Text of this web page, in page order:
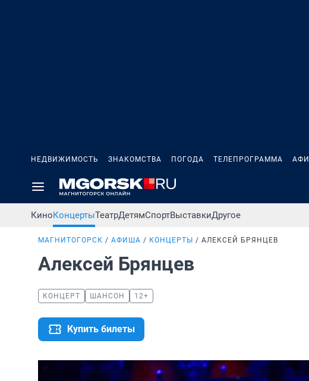
НЕДВИЖИМОСТЬ ЗНАКОМСТВА ПОГОДА ТЕЛЕПРОГРАММА
КиноКонцертыТеатрДетямСпортВыставкиДругое
МАГНИТОГОРСК АФИША КОНЦЕРТЫ АЛЕКСЕЙ БРЯНЦЕВ
Алексей Брянцев
КОНЦЕРТ ШАНСОН 12+
Купить билеты